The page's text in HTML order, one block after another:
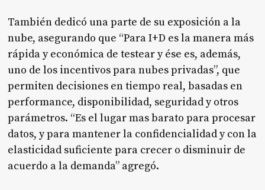
También dedicó una parte de su exposición a la
nube, asegurando que “Para I+D es la manera más
rápida y económica de testear y ése es, además,
uno de los incentivos para nubes privadas”, que
permiten decisiones en tiempo real, basadas en
performance, disponibilidad, seguridad y otros
parámetros. “Es el lugar mas barato para procesar
datos, y para mantener la confidencialidad y con la
elasticidad suficiente para crecer o disminuir de
acuerdo a la demanda” agregó.